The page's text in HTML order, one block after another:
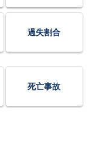
過失割合
死亡事故